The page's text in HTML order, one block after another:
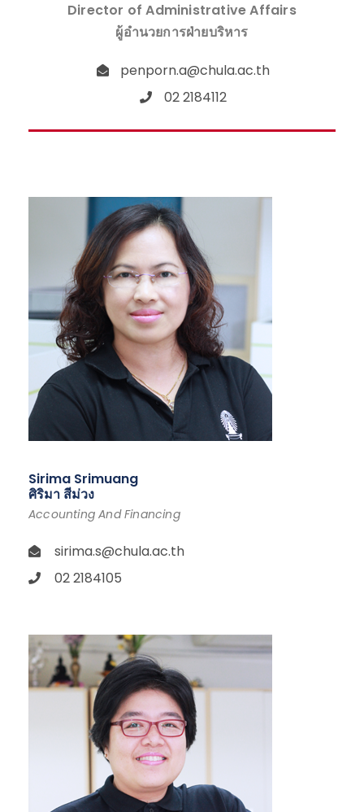
Director of Administrative Affairs
ผู้อำนวยการฝ่ายบริหาร
penporn.a@chula.ac.th
02 2184112
Sirima Srimuang
ศิริมา สีม่วง
Accounting And Financing
sirima.s@chula.ac.th
02 2184105